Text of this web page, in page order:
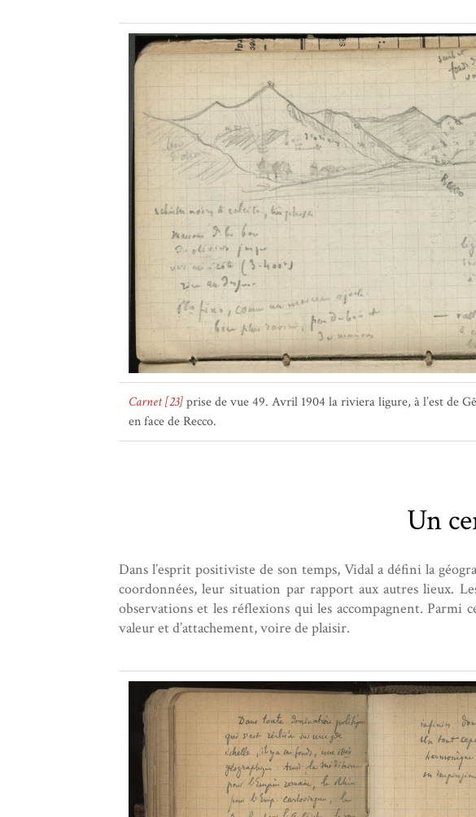
Carnet [23]prise de vue 49. Avril 1904 la riviera ligure, à l’est de
en face de Recco.
Un
Dans l’esprit positiviste de son temps, Vidal a défini la
coordonnées, leur situation par rapport aux autres lieux.
observations et les réflexions qui les accompagnent. Parmi
valeur et d’attachement, voire de plaisir.